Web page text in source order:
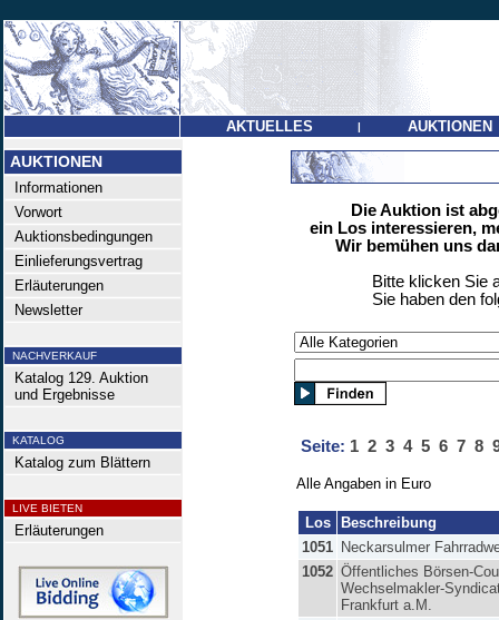
AKTUELLES | AUKTIONEN
AUKTIONEN
Informationen
Vorwort
Auktionsbedingungen
Einlieferungsvertrag
Erläuterungen
Newsletter
NACHVERKAUF
Katalog 129. Auktion
und Ergebnisse
KATALOG
Katalog zum Blättern
LIVE BIETEN
Erläuterungen
Die Auktion ist
ein Los interessieren,
Wir bemühen uns
Bitte klicken Sie
Sie haben den
Seite: 1 2 3 4 5 6 7 8
Alle Angaben in Euro
Los
Beschreibung
1051 Neckarsulmer
1052 Öffentliches Börsen-
Wechselmakler-
Frankfurt a.M.